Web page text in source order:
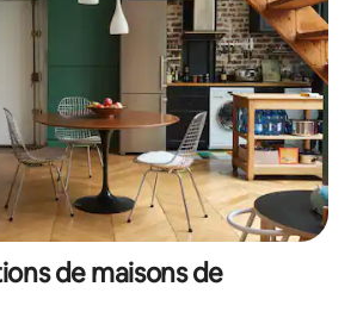
de maisons de